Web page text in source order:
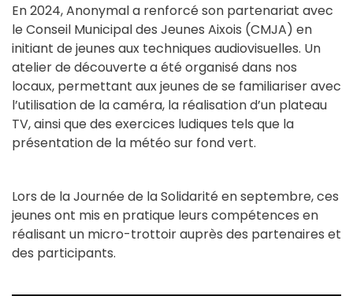
En 2024, Anonymal a renforcé son partenariat avec
le Conseil Municipal des Jeunes Aixois (CMJA) en
initiant de jeunes aux techniques audiovisuelles. Un
atelier de découverte a été organisé dans nos
locaux, permettant aux jeunes de se familiariser avec
l’utilisation de la caméra, la réalisation d’un plateau
TV, ainsi que des exercices ludiques tels que la
présentation de la météo sur fond vert.
Lors de la Journée de la Solidarité en septembre, ces
jeunes ont mis en pratique leurs compétences en
réalisant un micro-trottoir auprès des partenaires et
des participants.